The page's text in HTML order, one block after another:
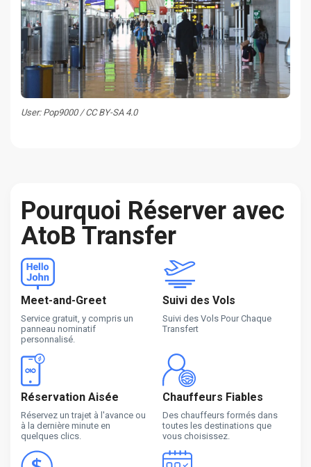
User: Pop9000 / CC BY-SA 4.0
Pourquoi Réserver avec
AtoB Transfer
Meet-and-Greet
Service gratuit, y compris un
panneau nominatif
personnalisé.
Suivi des Vols
Suivi des Vols Pour Chaque
Transfert
Réservation Aisée
Réservez un trajet à l'avance ou
à la dernière minute en
quelques clics.
Chauffeurs Fiables
Des chauffeurs formés dans
toutes les destinations que
vous choisissez.